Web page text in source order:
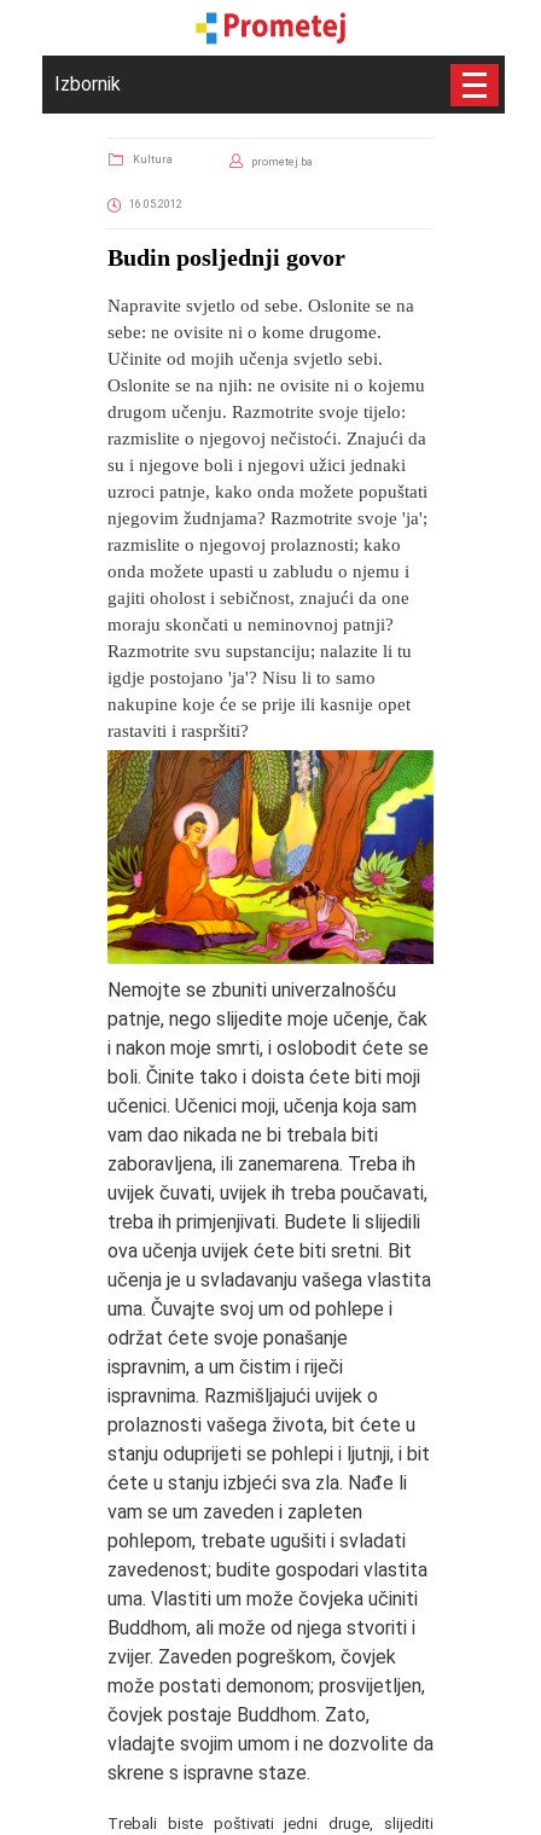
Izbornik
Kultura prometej.ba
16.05.2012
Budin posljednji govor
Napravite svjetlo od sebe. Oslonite se na
sebe: ne ovisite ni o kome drugome.
Učinite od mojih učenja svjetlo sebi.
Oslonite se na njih: ne ovisite ni o kojemu
drugom učenju. Razmotrite svoje tijelo:
razmislite o njegovoj nečistoći. Znajući da
su i njegove boli i njegovi užici jednaki
uzroci patnje, kako onda možete popuštati
njegovim žudnjama? Razmotrite svoje 'ja';
razmislite o njegovoj prolaznosti; kako
onda možete upasti u zabludu o njemu i
gajiti oholost i sebičnost, znajući da one
moraju skončati u neminovnoj patnji?
Razmotrite svu supstanciju; nalazite li tu
igdje postojano 'ja'? Nisu li to samo
nakupine koje će se prije ili kasnije opet
rastaviti i raspršiti?
Nemojte se zbuniti univerzalnošću
patnje, nego slijedite moje učenje, čak
i nakon moje smrti, i oslobodit ćete se
boli. Činite tako i doista ćete biti moji
učenici. Učenici moji, učenja koja sam
vam dao nikada ne bi trebala biti
zaboravljena, ili zanemarena. Treba ih
uvijek čuvati, uvijek ih treba poučavati,
treba ih primjenjivati. Budete li slijedili
ova učenja uvijek ćete biti sretni. Bit
učenja je u svladavanju vašega vlastita
uma. Čuvajte svoj um od pohlepe i
održat ćete svoje ponašanje
ispravnim, a um čistim i riječi
ispravnima. Razmišljajući uvijek o
prolaznosti vašega života, bit ćete u
stanju oduprijeti se pohlepi i ljutnji, i bit
ćete u stanju izbjeći sva zla. Nađe li
vam se um zaveden i zapleten
pohlepom, trebate ugušiti i svladati
zavedenost; budite gospodari vlastita
uma. Vlastiti um može čovjeka učiniti
Buddhom, ali može od njega stvoriti i
zvijer. Zaveden pogreškom, čovjek
može postati demonom; prosvijetljen,
čovjek postaje Buddhom. Zato,
vladajte svojim umom i ne dozvolite da
skrene s ispravne staze.
Trebali biste poštivati jedni druge, slijediti